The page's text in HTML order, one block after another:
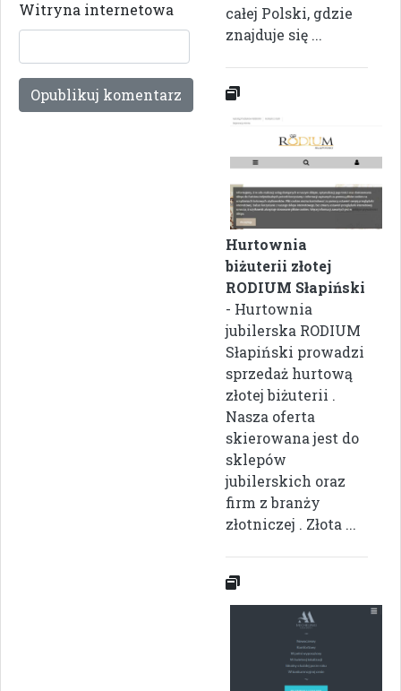
Witryna internetowa
całej Polski, gdzie
znajduje się ...
Hurtownia
biżuterii złotej
RODIUM Słapiński
- Hurtownia
jubilerska RODIUM
Słapiński prowadzi
sprzedaż hurtową
złotej biżuterii .
Nasza oferta
skierowana jest do
sklepów
jubilerskich oraz
firm z branży
złotniczej . Złota ...